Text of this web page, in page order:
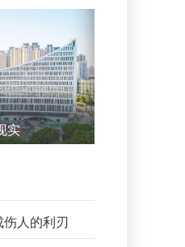
实
人的利刃